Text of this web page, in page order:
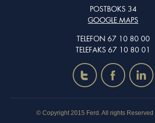
POSTBOKS 34
GOOGLE MAPS
TELEFON 67 10 80 00
TELEFAKS 67 10 80 01
t f i
© Copyright 2015 Ferd. All rights Reserved |